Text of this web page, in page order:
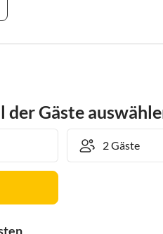
Gäste